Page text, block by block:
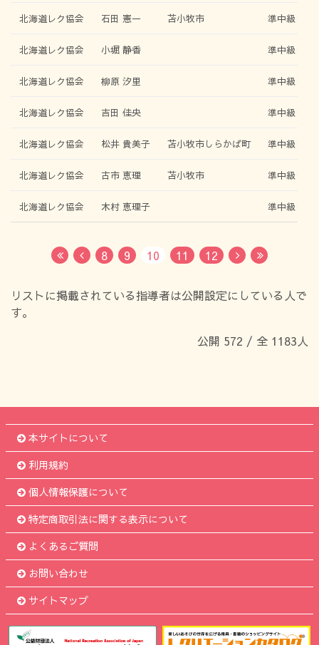
北海道レク協会 石田 憲一 苫小牧市 準中級レク
北海道レク協会 小堀 静香 準中級レク
北海道レク協会 柳原 汐里 準中級レク
北海道レク協会 吉田 佳央 準中級レク
北海道レク協会 松井 貴美子 苫小牧市しらかば町 準中級レク
北海道レク協会 古市 恵理 苫小牧市 準中級レク
北海道レク協会 木村 恵理子 準中級レク
FirstPrevious
8 9 10 11 12 NextLast
リストに掲載されている指導者は公開設定にしている人で
す。
公開 572 / 全 1183人
本サイトについて
利用規約
個人情報保護について
特定商取引法に関する表示について
よくあるご質問
お問い合わせ
サイトマップ